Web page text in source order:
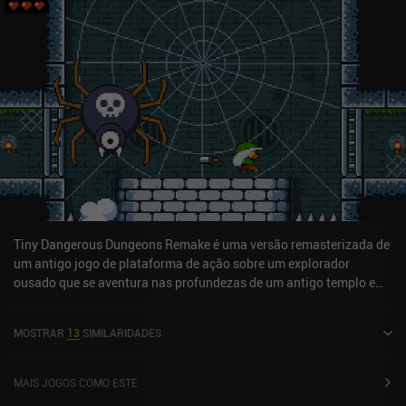
Tiny Dangerous Dungeons Remake é uma versão remasterizada de
um antigo jogo de plataforma de ação sobre um explorador
ousado que se aventura nas profundezas de um antigo templo em
um estilo de desenho animado semelhante aos títulos posteriores
completamente novo, com arte reformulada, música nova e
MOSTRAR 13 SIMILARIDADES
MAIS JOGOS COMO ESTE